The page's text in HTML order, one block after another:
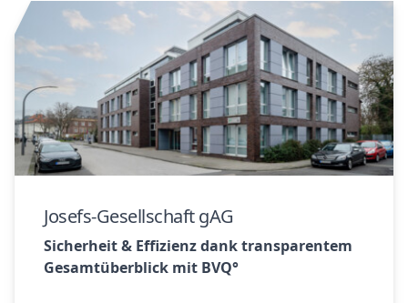
Josefs-Gesellschaft gAG
Sicherheit & Effizienz dank transparentem
Gesamtüberblick mit BVQ°